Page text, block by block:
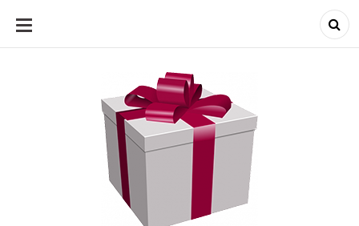
ALLER
CONTENU
J'adore les cadeaux